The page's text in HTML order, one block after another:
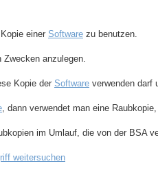
einer Software zu benutzen.
anzulegen.
Kopie der Software verwenden darf
, dann verwendet man eine
im Umlauf, die von der BSA
weitersuchen